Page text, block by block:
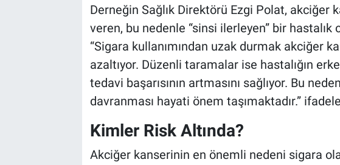
Derneğin Sağlık Direktörü Ezgi Polat,
veren, bu nedenle “sinsi ilerleyen” bir
“Sigara kullanımından uzak durmak akciğer
azaltıyor. Düzenli taramalar ise hastalığın
tedavi başarısının artmasını sağlıyor. Bu
davranması hayati önem taşımaktadır.”
Kimler Risk Altında?
Akciğer kanserinin en önemli nedeni sigara